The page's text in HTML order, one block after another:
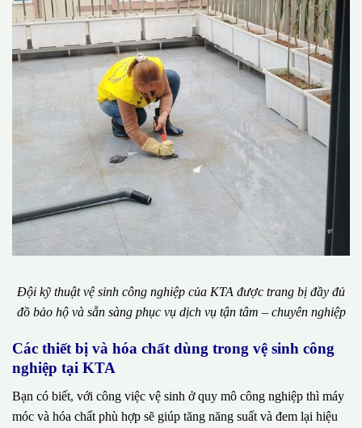
Đội kỹ thuật vệ sinh công nghiệp của KTA được trang bị đầy đủ
đồ bảo hộ và sẵn sàng phục vụ dịch vụ tận tâm – chuyên nghiệp
Các thiết bị và hóa chất dùng trong vệ sinh công
nghiệp tại KTA
Bạn có biết, với công việc vệ sinh ở quy mô công nghiệp thì máy
móc và hóa chất phù hợp sẽ giúp tăng năng suất và đem lại hiệu